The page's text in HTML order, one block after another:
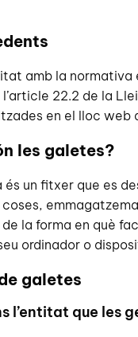
amb la normativa
22.2 de la
en el lloc web
les galetes?
és un fitxer que es
la forma en què
ordinador o
galetes
l’entitat que les